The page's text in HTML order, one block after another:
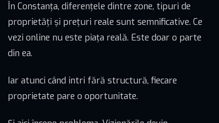
În Constanța, diferențele dintre zone, tipuri de
proprietăți și prețuri reale sunt semnificative. Ce
vezi online nu este piața reală. Este doar o parte
din ea.
Iar atunci când intri fără structură, fiecare
proprietate pare o oportunitate.